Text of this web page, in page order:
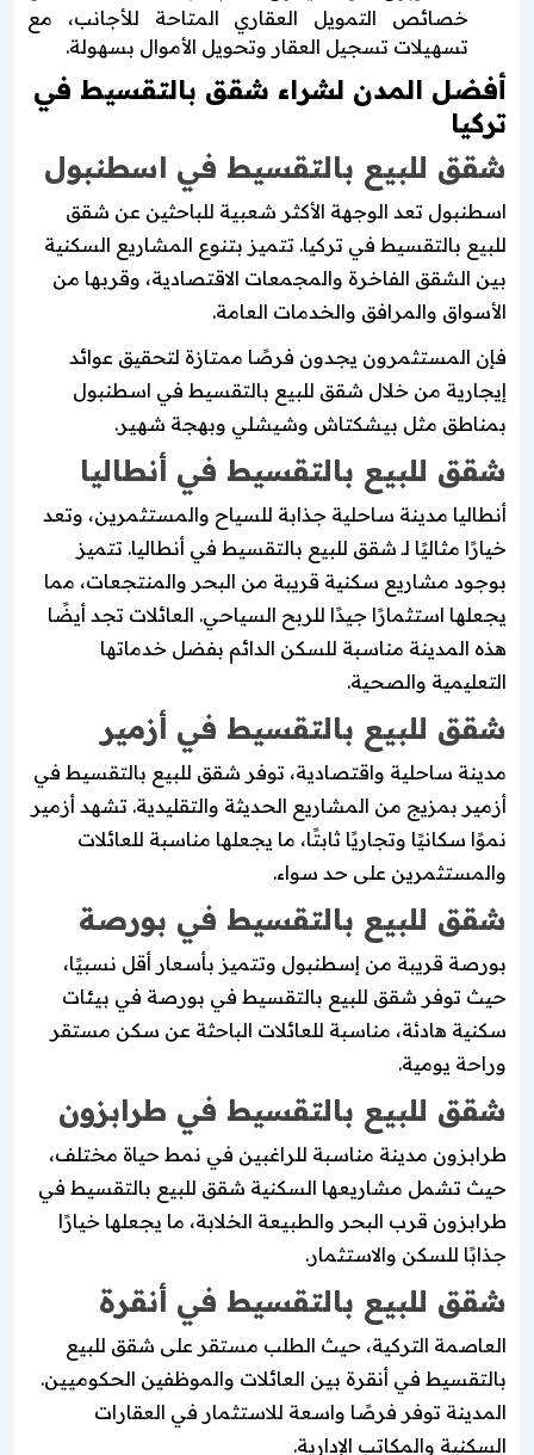
خصائص التمويل العقاري المتاحة للأجانب، مع
تسهيلات تسجيل العقار وتحويل الأموال بسهولة.
أفضل المدن لشراء شقق بالتقسيط في
تركيا
شقق للبيع بالتقسيط في اسطنبول
اسطنبول تعد الوجهة الأكثر شعبية للباحثين عن شقق
للبيع بالتقسيط في تركيا. تتميز بتنوع المشاريع السكنية
بين الشقق الفاخرة والمجمعات الاقتصادية، وقربها من
الأسواق والمرافق والخدمات العامة.
فإن المستثمرون يجدون فرصًا ممتازة لتحقيق عوائد
إيجارية من خلال شقق للبيع بالتقسيط في اسطنبول
بمناطق مثل بيشكتاش وشيشلي وبهجة شهير.
شقق للبيع بالتقسيط في أنطاليا
أنطاليا مدينة ساحلية جذابة للسياح والمستثمرين، وتعد
خيارًا مثاليًا لـ شقق للبيع بالتقسيط في أنطاليا. تتميز
بوجود مشاريع سكنية قريبة من البحر والمنتجعات، مما
يجعلها استثمارًا جيدًا للربح السياحي. العائلات تجد أيضًا
هذه المدينة مناسبة للسكن الدائم بفضل خدماتها
التعليمية والصحية.
شقق للبيع بالتقسيط في أزمير
مدينة ساحلية واقتصادية، توفر شقق للبيع بالتقسيط في
أزمير بمزيج من المشاريع الحديثة والتقليدية. تشهد أزمير
نموًا سكانيًا وتجاريًا ثابتًا، ما يجعلها مناسبة للعائلات
والمستثمرين على حد سواء.
شقق للبيع بالتقسيط في بورصة
بورصة قريبة من إسطنبول وتتميز بأسعار أقل نسبيًا،
حيث توفر شقق للبيع بالتقسيط في بورصة في بيئات
سكنية هادئة، مناسبة للعائلات الباحثة عن سكن مستقر
وراحة يومية.
شقق للبيع بالتقسيط في طرابزون
طرابزون مدينة مناسبة للراغبين في نمط حياة مختلف،
حيث تشمل مشاريعها السكنية شقق للبيع بالتقسيط في
طرابزون قرب البحر والطبيعة الخلابة، ما يجعلها خيارًا
جذابًا للسكن والاستثمار.
شقق للبيع بالتقسيط في أنقرة
العاصمة التركية، حيث الطلب مستقر على شقق للبيع
بالتقسيط في أنقرة بين العائلات والموظفين الحكوميين.
المدينة توفر فرصًا واسعة للاستثمار في العقارات
السكنية والمكاتب الإدارية.